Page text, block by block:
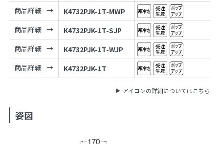
商品詳細
K4732PJK-1T-MWP
商品詳細
K4732PJK-1T-SJP
商品詳細
K4732PJK-1T-WJP
商品詳細
K4732PJK-1T
アイコンの詳細についてはこちら
姿図